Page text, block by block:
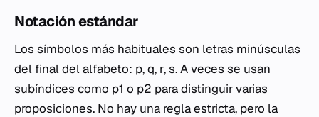
Notación estándar
Los símbolos más habituales son letras minúsculas
del final del alfabeto: p,q, r,s. A veces se usan
subíndices como p1 o p2 para distinguir varias
proposiciones. No hay una regla estricta, pero la